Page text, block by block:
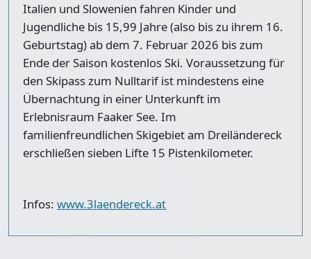
Italien und Slowenien fahren Kinder und
Jugendliche bis 15,99 Jahre (also bis zu ihrem 16.
Geburtstag) ab dem 7. Februar 2026 bis zum
Ende der Saison kostenlos Ski. Voraussetzung für
den Skipass zum Nulltarif ist mindestens eine
Übernachtung in einer Unterkunft im
Erlebnisraum Faaker See. Im
familienfreundlichen Skigebiet am Dreiländereck
erschließen sieben Lifte 15 Pistenkilometer.
Infos: www.3laendereck.at